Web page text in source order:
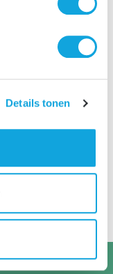
Details tonen